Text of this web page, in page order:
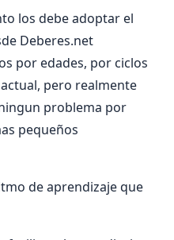
los debe adoptar el
Deberes.net
por edades, por ciclos
pero realmente
problema por
pequeños
de aprendizaje que